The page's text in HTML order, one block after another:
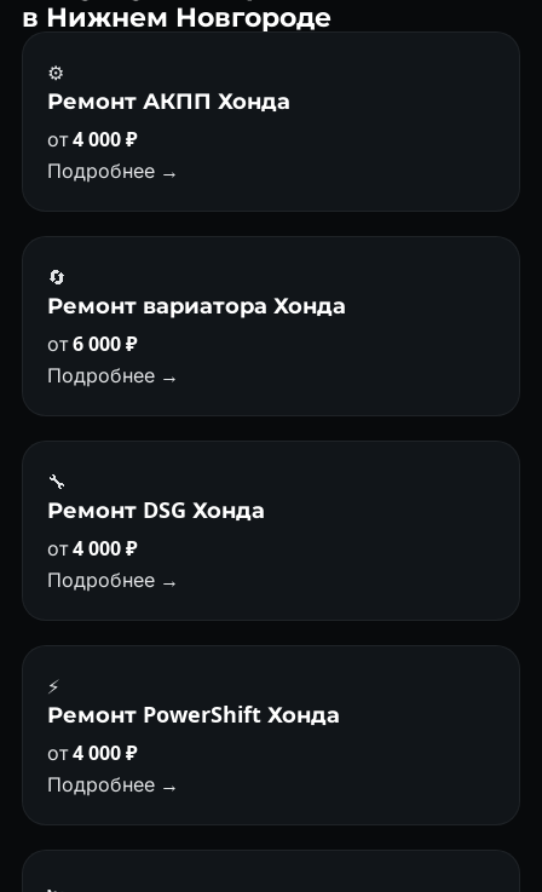
в Нижнем Новгороде
⚙️
Ремонт АКПП Хонда
от4 000 ₽
Подробнее →
🔄
Ремонт вариатора Хонда
от6 000 ₽
Подробнее →
🔧
Ремонт DSG Хонда
от4 000 ₽
Подробнее →
⚡
Ремонт PowerShift Хонда
от4 000 ₽
Подробнее →